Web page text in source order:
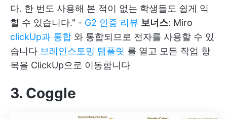
다. 한 번도 사용해 본 적이 없는 학생들도 쉽게 익
힐 수 있습니다." - G2 인증 리뷰 보너스: Miro
clickUp과 통합 와 통합되므로 전자를 사용할 수 있
습니다 브레인스토밍 템플릿 를 열고 모든 작업 항
목을 ClickUp으로 이동합니다
3. Coggle